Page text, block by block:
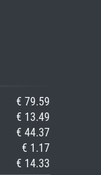
€ 79.59
€ 13.49
€ 44.37
€ 1.17
€ 14.33